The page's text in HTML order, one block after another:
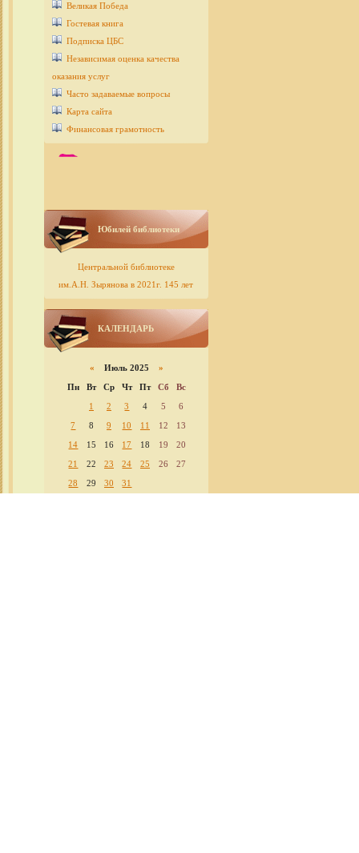
Великая Победа
Гостевая книга
Подписка ЦБС
Независимая оценка качества
оказания услуг
Часто задаваемые вопросы
Карта сайта
Финансовая грамотность
Юбилей библиотеки
Центральной библиотеке
им.А.Н. Зырянова в 2021г. 145 лет
КАЛЕНДАРЬ
« Июль 2025 »
Пн
Вт Ср Чт Пт Сб
Вс
1
2 3 4 5
6
7
8 9 10 11 12
13
14
15 16 17 18 19
20
21
22 23 24 25 26
27
28
29 30 31